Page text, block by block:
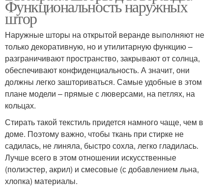
Функциональность наружных
штор
Наружные шторы на открытой веранде выполняют не
только декоративную, но и утилитарную функцию –
разграничивают пространство, закрывают от солнца,
обеспечивают конфиденциальность. А значит, они
должны легко зашториваться. Самые удобные в этом
плане модели – прямые с люверсами, на петлях, на
кольцах.
Стирать такой текстиль придется намного чаще, чем в
доме. Поэтому важно, чтобы ткань при стирке не
садилась, не линяла, быстро сохла, легко гладилась.
Лучше всего в этом отношении искусственные
(полиэстер, акрил) и смесовые (с добавлением льна,
хлопка) материалы.